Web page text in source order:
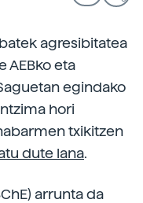
agresibitatea
AEBko eta
egindako
hori
txikitzen
dute lana.
arrunta da